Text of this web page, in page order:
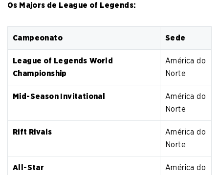
Os Majors de League of Legends:
Campeonato Sede
League of Legends World
Championship
América do
Norte
Mid-Season Invitational
América do
Norte
Rift Rivals
América do
Norte
All-Star
América do